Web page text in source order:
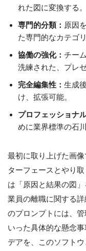
れた図に変換する。
専門的分類： 原因
た専門的なカテゴ
協働の強化： チー
洗練された、プレ
完全編集性： 生成
け、拡張可能。
プロフェッショナ
めに業界標準の石
最初に取り上げた画
ターフェースとやり
は「原因と結果の図
業員の離職に関する
のプロンプトには、
いった具体的な懸念
デアを、このソフト